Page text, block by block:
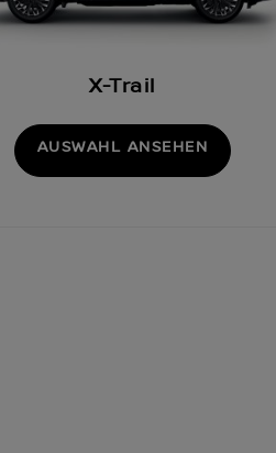
X-Trail
AUSWAHL ANSEHEN